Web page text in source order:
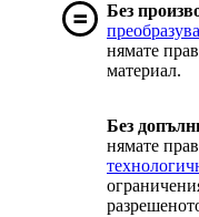
Без
нямате
материал.
Без
нямате